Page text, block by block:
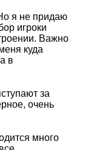
я не придаю
игроки
Важно
куда
в
за
очень
много